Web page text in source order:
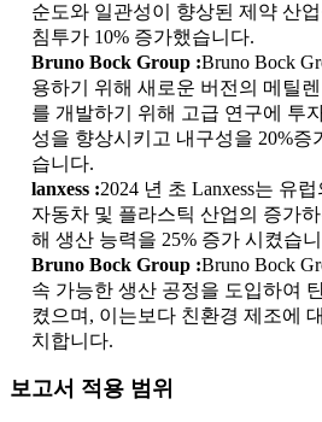
순도와 일관성이 향상된 제약 산
침투가 10% 증가했습니다.
Bruno Bock Group :Bruno Bock
용하기 위해 새로운 버전의 메틸
를 개발하기 위해 고급 연구에 투
성을 향상시키고 내구성을 20%
습니다.
lanxess :2024 년 초 Lanxess는 유
자동차 및 플라스틱 산업의 증가
해 생산 능력을 25% 증가 시켰습
Bruno Bock Group :Bruno Bock
속 가능한 생산 공정을 도입하여
켰으며, 이는보다 친환경 제조에
치합니다.
보고서 적용 범위